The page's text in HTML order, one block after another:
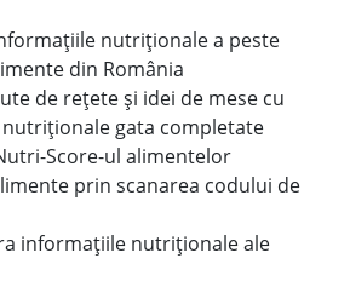
nutriționale a peste
din România
de rețete și idei de mese cu
gata completate
Score-ul alimentelor
prin scanarea codului de
informațiile nutriționale ale